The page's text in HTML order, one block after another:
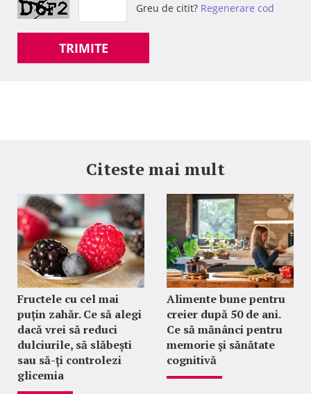
Greu de citit? Regenerare cod
TRIMITE
Citeste mai mult
Fructele cu cel mai
puțin zahăr. Ce să alegi
dacă vrei să reduci
dulciurile, să slăbești
sau să-ți controlezi
glicemia
Alimente bune pentru
creier după 50 de ani.
Ce să mănânci pentru
memorie și sănătate
cognitivă